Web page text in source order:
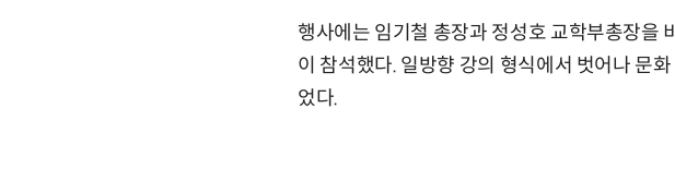
행사에는 임기철 총장과 정성호 교학부총장을
이 참석했다. 일방향 강의 형식에서 벗어나 문
었다.